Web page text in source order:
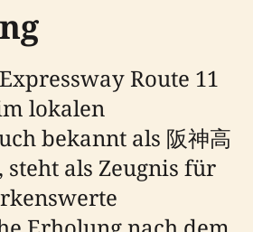
Route 11
lokalen
bekannt als 阪神高
steht als Zeugnis für